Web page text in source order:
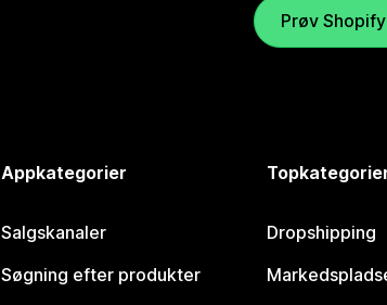
Prøv
Appkategorier
Salgskanaler
Søgning efter produkter
Dropshipping